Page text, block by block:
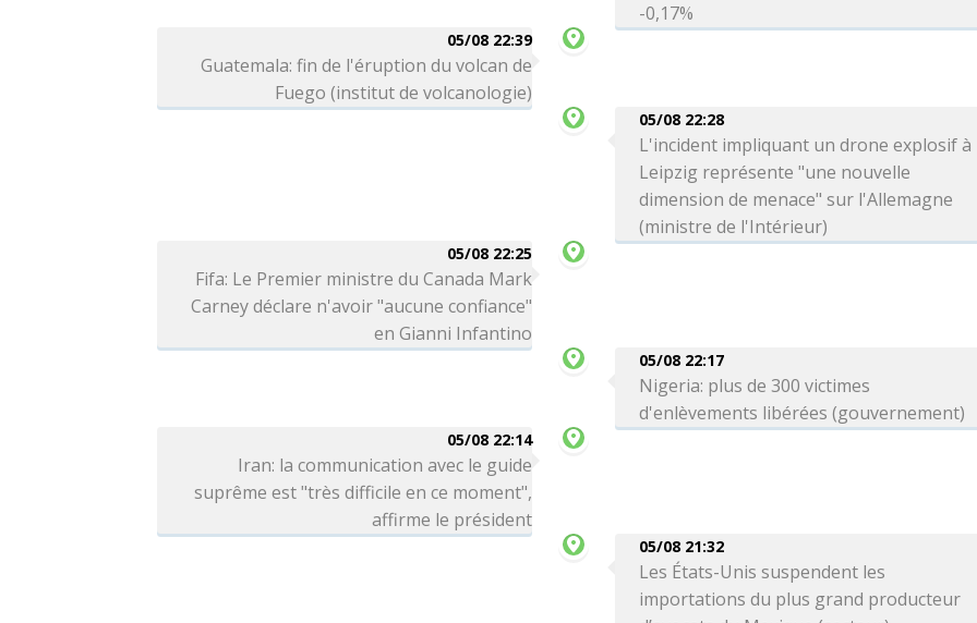
-0,17%
05/08 22:39
Guatemala: fin de l'éruption du volcan de
Fuego (institut de volcanologie)
05/08 22:28
L'incident impliquant un drone explosif à
Leipzig représente "une nouvelle
dimension de menace" sur l'Allemagne
(ministre de l'Intérieur)
05/08 22:25
Fifa: Le Premier ministre du Canada Mark
Carney déclare n'avoir "aucune confiance"
en Gianni Infantino
05/08 22:17
Nigeria: plus de 300 victimes
d'enlèvements libérées (gouvernement)
05/08 22:14
Iran: la communication avec le guide
suprême est "très difficile en ce moment",
affirme le président
05/08 21:32
Les États-Unis suspendent les
importations du plus grand producteur